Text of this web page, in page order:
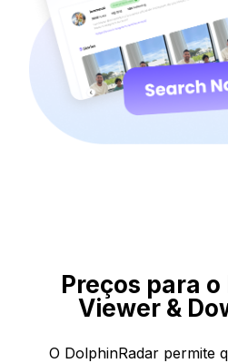
Preços para
Viewer &
O DolphinRadar permite